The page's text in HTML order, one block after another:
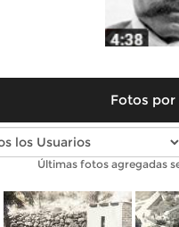
Fotos por
Fotos antiguas
Últimas fotos agregadas